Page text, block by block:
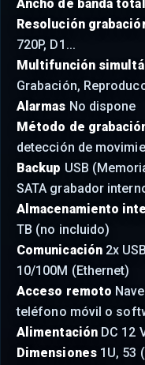
Ancho de banda total
Resolución
720P, D1...
Multifunción
Grabación,
Alarmas No dispone
Método de
detección de
Backup USB
SATA grabador
Almacenamiento
TB (no incluido)
Comunicación2x
10/100M (Ethernet)
Acceso remoto
teléfono móvil o
AlimentaciónDC 12
Dimensiones1U, 53